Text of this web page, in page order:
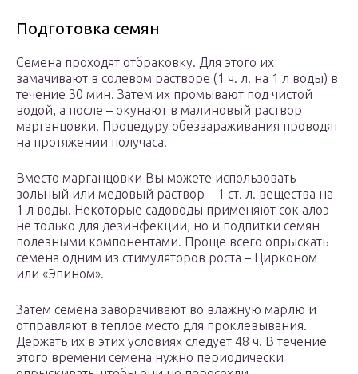
Подготовка семян
Семена проходят отбраковку. Для этого их
замачивают в солевом растворе (1 ч. л. на 1 л воды) в
течение 30 мин. Затем их промывают под чистой
водой, а после – окунают в малиновый раствор
марганцовки. Процедуру обеззараживания проводят
на протяжении получаса.
Вместо марганцовки Вы можете использовать
зольный или медовый раствор – 1 ст. л. вещества на
1 л воды. Некоторые садоводы применяют сок алоэ
не только для дезинфекции, но и подпитки семян
полезными компонентами. Проще всего опрыскать
семена одним из стимуляторов роста – Цирконом
или «Эпином».
Затем семена заворачивают во влажную марлю и
отправляют в теплое место для проклевывания.
Держать их в этих условиях следует 48 ч. В течение
этого времени семена нужно периодически